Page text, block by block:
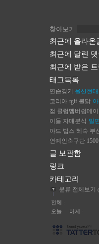
찾아보기
최근에 올라온
최근에 달린 댓
최근에 받은 트
태그목록
연습경기 울산현대
코리아 tgif 불닭
점 클럽멤버쉽데이
이들 자매분식 밀면
야드 빕스 혜숙 부
연예인축구단
글 보관함
링크
카테고리
분류 전체보기
전체 :
오늘 : 어제 :